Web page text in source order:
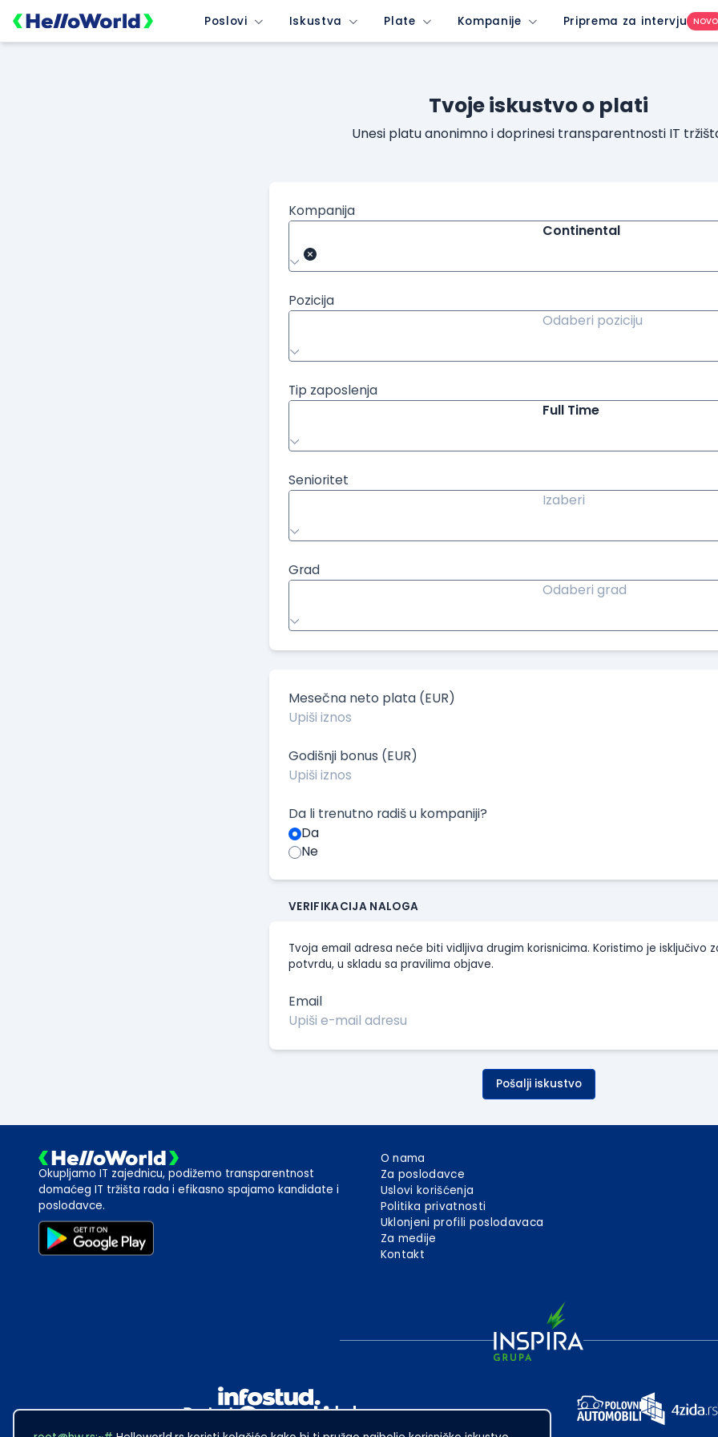
Poslovi Iskustva Plate Kompanije Priprema za intervju NOVO
Tvoje iskustvo o plati
Unesi platu anonimno i doprinesi transparentnosti IT
Kompanija
Continental
Pozicija
Odaberi poziciju
Tip zaposlenja
Full Time
Senioritet
Izaberi
Grad
Odaberi grad
Mesečna neto plata (EUR)
Godišnji bonus (EUR)
Da li trenutno radiš u kompaniji?
Da
Ne
VERIFIKACIJA NALOGA
Tvoja email adresa neće biti vidljiva drugim korisnicima. Koristimo je isključivo
potvrdu, u skladu sa pravilima objave.
Email
Pošalji iskustvo
Okupljamo IT zajednicu, podižemo transparentnost
domaćeg IT tržišta rada i efikasno spajamo kandidate i
poslodavce.
O nama
Za poslodavce
Uslovi korišćenja
Politika privatnosti
Uklonjeni profili poslodavaca
Za medije
Kontakt